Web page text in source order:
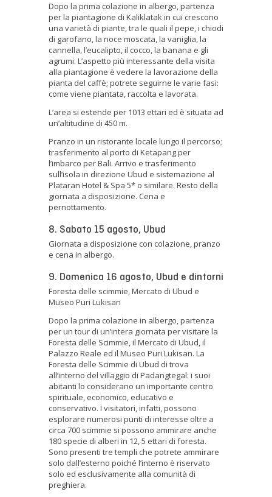
Dopo la prima colazione in albergo, partenza
per la piantagione di Kaliklatak in cui crescono
una varietà di piante, tra le quali il pepe, i chiodi
di garofano, la noce moscata, la vaniglia, la
cannella, l’eucalipto, il cocco, la banana e gli
agrumi. L’aspetto più interessante della visita
alla piantagione è vedere la lavorazione della
pianta del caffè; potrete seguirne le varie fasi:
come viene piantata, raccolta e lavorata.
L’area si estende per 1013 ettari ed è situata ad
un’altitudine di 450 m.
Pranzo in un ristorante locale lungo il percorso;
trasferimento al porto di Ketapang per
l’imbarco per Bali. Arrivo e trasferimento
sull’isola in direzione Ubud e sistemazione al
Plataran Hotel & Spa 5* o similare. Resto della
giornata a disposizione. Cena e
pernottamento.
8. Sabato 15 agosto, Ubud
Giornata a disposizione con colazione, pranzo
e cena in albergo.
9. Domenica 16 agosto, Ubud e dintorni
Foresta delle scimmie, Mercato di Ubud e
Museo Puri Lukisan
Dopo la prima colazione in albergo, partenza
per un tour di un’intera giornata per visitare la
Foresta delle Scimmie, il Mercato di Ubud, il
Palazzo Reale ed il Museo Puri Lukisan. La
Foresta delle Scimmie di Ubud di trova
all’interno del villaggio di Padangtegal: i suoi
abitanti lo considerano un importante centro
spirituale, economico, educativo e
conservativo. I visitatori, infatti, possono
esplorare numerosi punti di interesse oltre a
circa 700 scimmie si possono ammirare anche
180 specie di alberi in 12, 5 ettari di foresta.
Sono presenti tre templi che potrete ammirare
solo dall’esterno poiché l’interno è riservato
solo ed esclusivamente alla comunità di
preghiera.